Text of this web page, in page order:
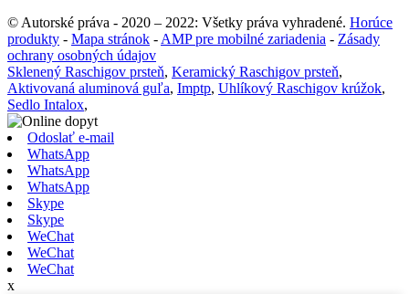
© Autorské práva - 2020 – 2022: Všetky práva vyhradené. Horúce
produkty - Mapa stránok - AMP pre mobilné zariadenia - Zásady
ochrany osobných údajov
Sklenený Raschigov prsteň, Keramický Raschigov prsteň,
Aktivovaná aluminová guľa, Imptp, Uhlíkový Raschigov krúžok,
Sedlo Intalox,
Odoslať e-mail
WhatsApp
WhatsApp
WhatsApp
Skype
Skype
WeChat
WeChat
WeChat
x